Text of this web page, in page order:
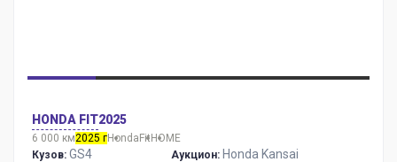
HONDA FIT2025
6 000 км2025 гHonda Fit HOME
Кузов: GS4 Аукцион: Honda Kansai